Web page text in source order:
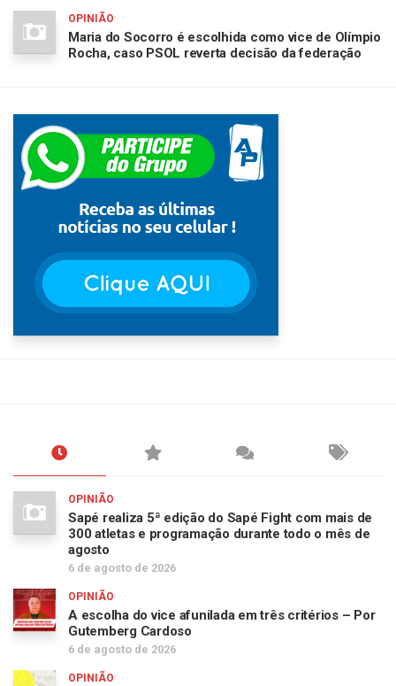
OPINIÃO
Maria do Socorro é escolhida como vice de Olímpio
Rocha, caso PSOL reverta decisão da federação
OPINIÃO
Sapé realiza 5ª edição do Sapé Fight com mais de
300 atletas e programação durante todo o mês de
agosto
6 de agosto de 2026
OPINIÃO
A escolha do vice afunilada em três critérios – Por
Gutemberg Cardoso
6 de agosto de 2026
OPINIÃO